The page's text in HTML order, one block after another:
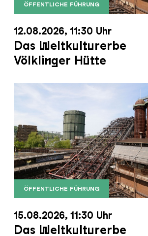
ÖFFENTLICHE FÜHRUNG
Der Erzschrägaufzug der
Copyright: Weltkulturerbe
12.08.2026, 11:30 Uhr
Das Weltkulturerbe
Völklinger Hütte
ÖFFENTLICHE FÜHRUNG
Der Erzschrägaufzug der
Copyright: Weltkulturerbe
15.08.2026, 11:30 Uhr
Das Weltkulturerbe